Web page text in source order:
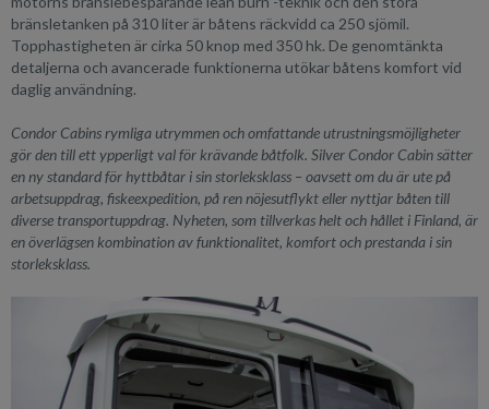
bränsletanken på 310 liter är båtens räckvidd ca 250 sjömil.
Topphastigheten är cirka 50 knop med 350 hk. De genomtänkta
detaljerna och avancerade funktionerna utökar båtens komfort vid
daglig användning.
Condor Cabins rymliga utrymmen och omfattande utrustningsmöjligheter
gör den till ett ypperligt val för krävande båtfolk. Silver Condor Cabin sätter
en ny standard för hyttbåtar i sin storleksklass – oavsett om du är ute på
arbetsuppdrag, fiskeexpedition, på ren nöjesutflykt eller nyttjar båten till
diverse transportuppdrag. Nyheten, som tillverkas helt och hållet i Finland, är
en överlägsen kombination av funktionalitet, komfort och prestanda i sin
storleksklass.